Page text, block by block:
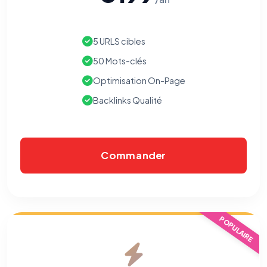
5 URLS cibles
50 Mots-clés
Optimisation On-Page
Backlinks Qualité
Commander
POPULAIRE